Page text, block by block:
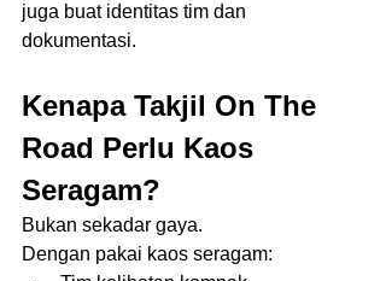
juga buat identitas tim dan
dokumentasi.
Kenapa Takjil On The
Road Perlu Kaos
Seragam?
Bukan sekadar gaya.
Dengan pakai kaos seragam: